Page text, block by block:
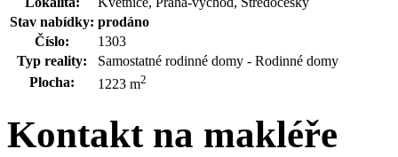
Stav nabídky: prodáno
Číslo:
1303
Typ reality:
Samostatné rodinné domy - Rodinné domy
Plocha:
1223 m2
Kontakt na makléře